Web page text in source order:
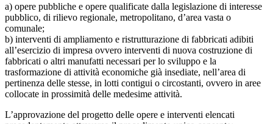
a) opere pubbliche e opere qualificate dalla legislazione di interesse
pubblico, di rilievo regionale, metropolitano, d’area vasta o
comunale;
b) interventi di ampliamento e ristrutturazione di fabbricati adibiti
all’esercizio di impresa ovvero interventi di nuova costruzione di
fabbricati o altri manufatti necessari per lo sviluppo e la
trasformazione di attività economiche già insediate, nell’area di
pertinenza delle stesse, in lotti contigui o circostanti, ovvero in aree
collocate in prossimità delle medesime attività.
L’approvazione del progetto delle opere e interventi elencati